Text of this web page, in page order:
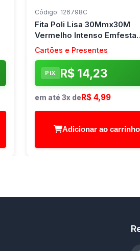
Código: 126798C
Fita Poli Lisa 30Mmx30M
Vermelho Intenso Emfesta
(Rolo)
Cartões e Presentes
PIX R$ 14,23
em até 3x deR$ 4,99
Adicionar ao carrinho